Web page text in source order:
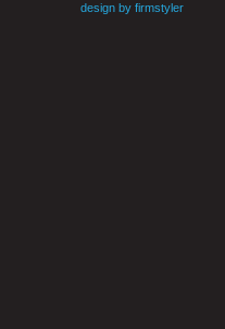
design by firmstyler